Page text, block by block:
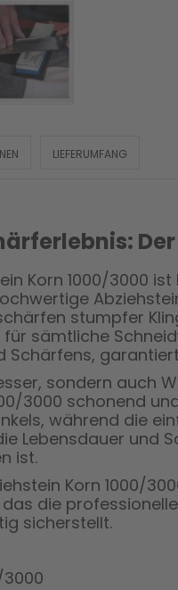
LIEFERUMFANG
Der
Korn 1000/3000
stumpfer
sämtliche
Schärfens,
sondern auch
3000 schonend
während die
Lebensdauer und
ist.
Korn 1000/
die
sicherstellt.
3000